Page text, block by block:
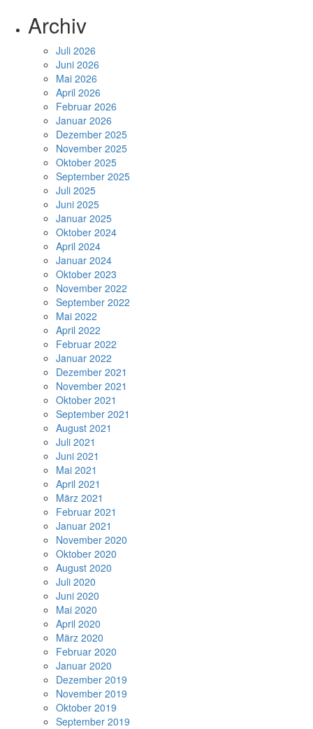
Archiv
Juli 2026
Juni 2026
Mai 2026
April 2026
Februar 2026
Januar 2026
Dezember 2025
November 2025
Oktober 2025
September 2025
Juli 2025
Juni 2025
Januar 2025
Oktober 2024
April 2024
Januar 2024
Oktober 2023
November 2022
September 2022
Mai 2022
April 2022
Februar 2022
Januar 2022
Dezember 2021
November 2021
Oktober 2021
September 2021
August 2021
Juli 2021
Juni 2021
Mai 2021
April 2021
März 2021
Februar 2021
Januar 2021
November 2020
Oktober 2020
August 2020
Juli 2020
Juni 2020
Mai 2020
April 2020
März 2020
Februar 2020
Januar 2020
Dezember 2019
November 2019
Oktober 2019
September 2019